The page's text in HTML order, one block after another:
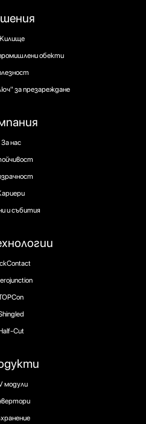
модули
Cut
За нас
и събития
обекти
за презареждане